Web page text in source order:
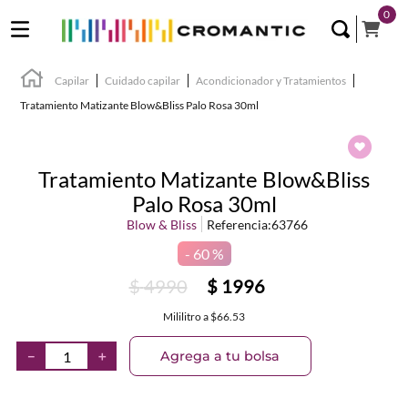
0
Capilar Cuidado capilar
Acondicionador y Tratamientos
Tratamiento Matizante Blow&Bliss Palo Rosa 30ml
Tratamiento Matizante Blow&Bliss
Palo Rosa 30ml
Blow & Bliss Referencia:63766
60 %
$4990 $ 1996
Mililitroa $66.53
＋
－ Agrega a tu bolsa